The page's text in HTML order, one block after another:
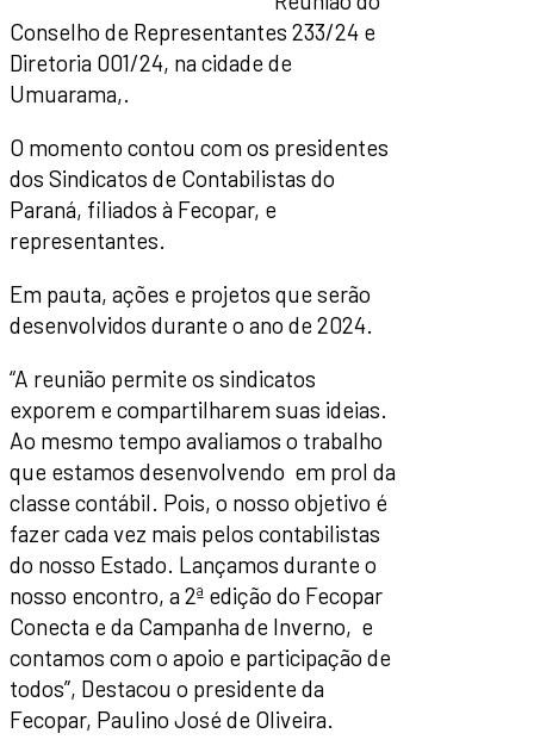
Conselho de Representantes 233/24 e
Diretoria 001/24, na cidade de
Umuarama,.
O momento contou com os presidentes
dos Sindicatos de Contabilistas do
Paraná, filiados à Fecopar, e
representantes.
Em pauta, ações e projetos que serão
desenvolvidos durante o ano de 2024.
“A reunião permite os sindicatos
exporem e compartilharem suas ideias.
Ao mesmo tempo avaliamos o trabalho
que estamos desenvolvendo em prol da
classe contábil. Pois, o nosso objetivo é
fazer cada vez mais pelos contabilistas
do nosso Estado. Lançamos durante o
nosso encontro, a 2ª edição do Fecopar
Conecta e da Campanha de Inverno, e
contamos com o apoio e participação de
todos”, Destacou o presidente da
Fecopar, Paulino José de Oliveira.